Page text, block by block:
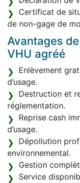
Certificat de
de non-gage de
Avantages
VHU agréé
Enlèvement
d’usage.
Destruction et
réglementation.
Reprise cash
d’usage.
Dépollution
environnemental.
Gestion
Service